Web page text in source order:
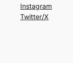
Instagram
Twitter/X